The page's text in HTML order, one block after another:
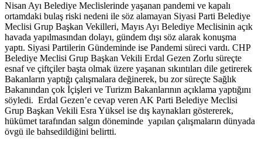
Nisan Ayı Belediye Meclislerinde yaşanan pandemi ve kapalı
ortamdaki bulaş riski nedeni ile söz alamayan Siyasi Parti Belediye
Meclisi Grup Başkan Vekilleri, Mayıs Ayı Belediye Meclisinin açık
havada yapılmasından dolayı, gündem dışı söz alarak konuşma
yaptı. Siyasi Partilerin Gündeminde ise Pandemi süreci vardı. CHP
Belediye Meclisi Grup Başkan Vekili Erdal Gezen Zorlu süreçte
esnaf ve çiftçiler başta olmak üzere yaşanan sıkıntıları dile getirerek
Bakanların yaptığı çalışmalara değinerek, bu zor süreçte Sağlık
Bakanından çok İçişleri ve Turizm Bakanlarının açıklama yaptığını
söyledi. Erdal Gezen’e cevap veren AK Parti Belediye Meclisi
Grup Başkan Vekili Esra Yüksel ise dış kaynakları göstererek,
hükümet tarafından salgın döneminde yapılan çalışmaların dünyada
övgü ile bahsedildiğini belirtti.